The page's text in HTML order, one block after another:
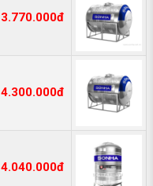
3.770.000đ
4.300.000đ
4.040.000đ